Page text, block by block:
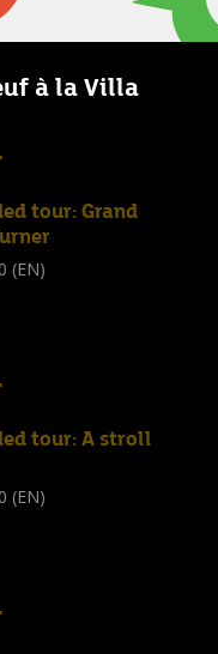
à la Villa
tour: Grand
(EN)
tour: A stroll
(EN)